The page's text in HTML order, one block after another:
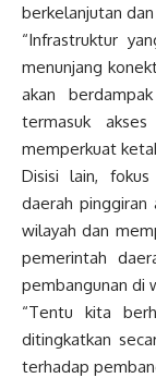
berkelanjutan
“Infrastruktur
menunjang
akan
termasuk
memperkuat
Disisi lain,
daerah pinggiran
wilayah dan
pemerintah
pembangunan di
“Tentu kita
ditingkatkan
terhadap